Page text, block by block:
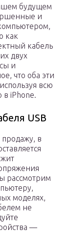
будущем
и
как
кабель
двух
и
что оба эти
всю
в iPhone.
USB
продажу, в
рассмотрим
моделях,
не
—